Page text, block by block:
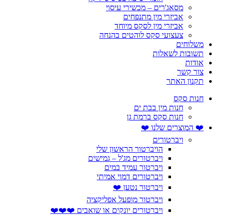
מסאג'רים – מכשירי עיסוי
אביזרי מין מתנפחים
אביזרי מין לסקס מיוחד
צעצועי סקס לוהטים בהנחה
משלוחים
תשובות לשאלות
אודות
צור קשר
תקנון האתר
חנות סקס
חנות מין בבת ים
חנות סקס ברמת גן
❤️ המוצרים שלנו ❤️
ויברטורים
הויברטור הראשון שלי
ויברטורים מג'ל – גמישים
ויברטור עמיד במים
ויברטורים דמוי אמיתי
ויברטור נטען ❤️
ויברטור מופעל אפליקציה
ויברטורים יונקים או שואבים ❤️❤️❤️